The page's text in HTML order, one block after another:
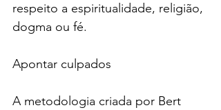
respeito a espiritualidade, religião,
dogma ou fé.
Apontar culpados
A metodologia criada por Bert